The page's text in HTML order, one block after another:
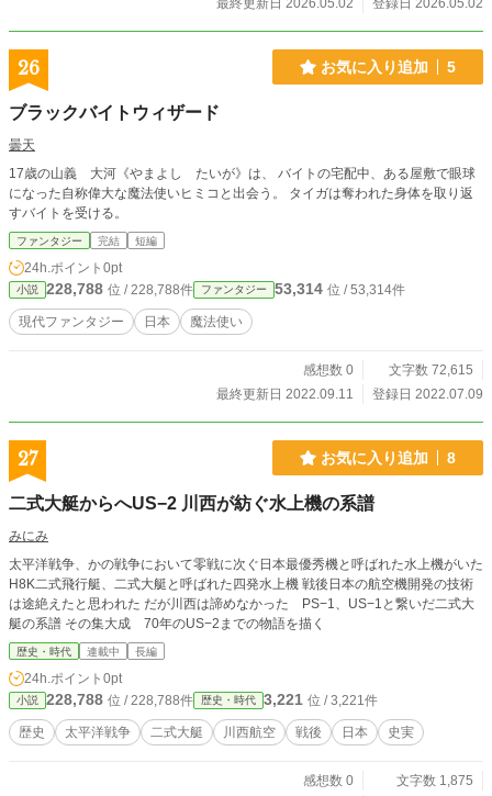
最終更新日 2026.05.02 登録日 2026.05.02
26 お気に入り追加 5
ブラックバイトウィザード
曇天
17歳の山義 大河《やまよし たいが》は、 バイトの宅配中、ある屋敷で眼球
になった自称偉大な魔法使いヒミコと出会う。 タイガは奪われた身体を取り返
すバイトを受ける。
ファンタジー 完結 短編
24h.ポイント 0pt
小説 228,788 位 / 228,788件 ファンタジー 53,314 位 / 53,314件
現代ファンタジー 日本 魔法使い
感想数 0
文字数 72,615
最終更新日 2022.09.11
登録日 2022.07.09
27 お気に入り追加 8
二式大艇からへUS−2 川西が紡ぐ水上機の系譜
みにみ
太平洋戦争、かの戦争において零戦に次ぐ日本最優秀機と呼ばれた水上機がいた
H8K二式飛行艇、二式大艇と呼ばれた四発水上機 戦後日本の航空機開発の技術
は途絶えたと思われた だが川西は諦めなかった PS−1、US−1と繋いだ二式大
艇の系譜 その集大成 70年のUS−2までの物語を描く
歴史・時代 連載中 長編
24h.ポイント 0pt
小説 228,788 位 / 228,788件 歴史・時代 3,221 位 / 3,221件
歴史 太平洋戦争 二式大艇 川西航空 戦後 日本 史実
感想数 0
文字数 1,875